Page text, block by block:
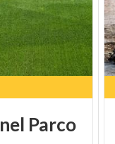
nel Parco